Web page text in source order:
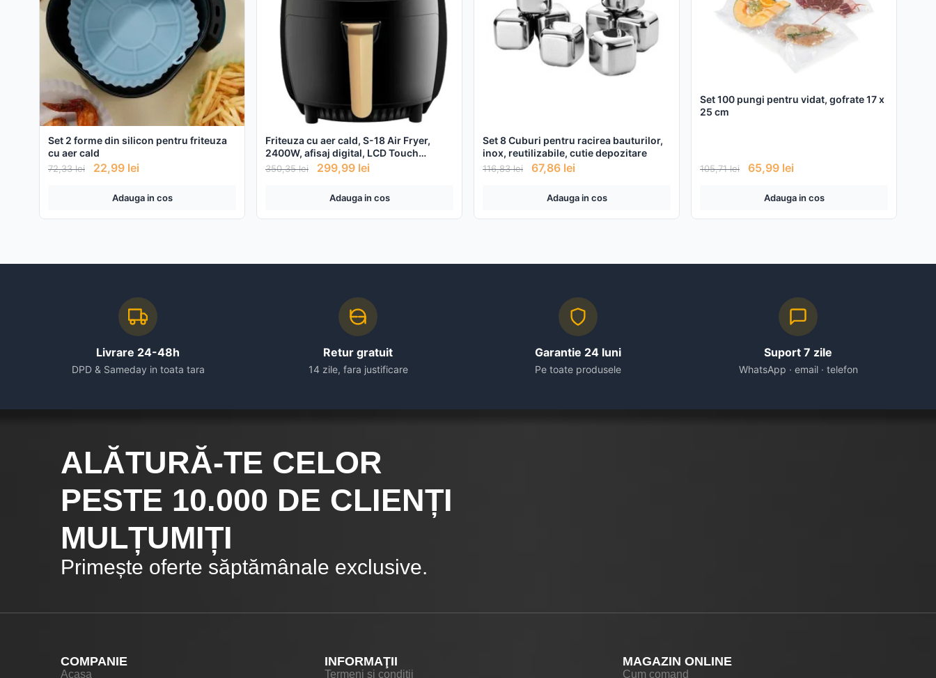
Set 2 forme din silicon pentru friteuza
cu aer cald
72,33lei 22,99 lei
Adauga in cos
Friteuza cu aer cald, S-18 Air Fryer,
2400W, afisaj digital, LCD Touch
control + 2 forme silicon CADOU!
350,35lei 299,99 lei
Adauga in cos
Set 8 Cuburi pentru racirea bauturilor,
inox, reutilizabile, cutie depozitare
116,83lei 67,86 lei
Adauga in cos
Set 100 pungi pentru vidat, gofrate 17 x
25 cm
105,71lei 65,99 lei
Adauga in cos
Livrare 24-48h
DPD & Sameday in toata tara
Retur gratuit
14 zile, fara justificare
Garantie 24 luni
Pe toate produsele
Suport 7 zile
WhatsApp · email · telefon
ALĂTURĂ-TE CELOR
PESTE 10.000 DE CLIENȚI
MULȚUMIȚI
Primește oferte săptămânale exclusive.
COMPANIE
Acasa
INFORMAŢII
Termeni si conditii
MAGAZIN ONLINE
Cum comand